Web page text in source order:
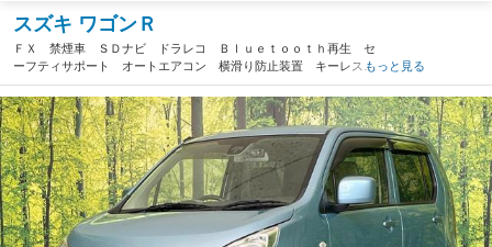
スズキ ワゴンＲ
ＦＸ 禁煙車 ＳＤナビ ドラレコ Ｂｌｕｅｔｏｏｔｈ再生 セ
ーフティサポート オートエアコン 横滑り防止装置 キーレス
アイドリングストップ ベンチシート 衝突安全ボディ（愛知県）
もっと見る